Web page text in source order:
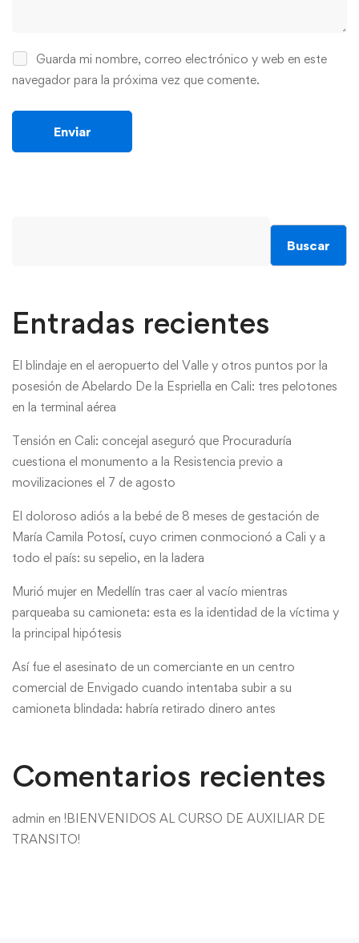
Guarda mi nombre, correo electrónico y web en este
navegador para la próxima vez que comente.
Buscar
Entradas recientes
El blindaje en el aeropuerto del Valle y otros puntos por la
posesión de Abelardo De la Espriella en Cali: tres pelotones
en la terminal aérea
Tensión en Cali: concejal aseguró que Procuraduría
cuestiona el monumento a la Resistencia previo a
movilizaciones el 7 de agosto
El doloroso adiós a la bebé de 8 meses de gestación de
María Camila Potosí, cuyo crimen conmocionó a Cali y a
todo el país: su sepelio, en la ladera
Murió mujer en Medellín tras caer al vacío mientras
parqueaba su camioneta: esta es la identidad de la víctima y
la principal hipótesis
Así fue el asesinato de un comerciante en un centro
comercial de Envigado cuando intentaba subir a su
camioneta blindada: habría retirado dinero antes
Comentarios recientes
admin en !BIENVENIDOS AL CURSO DE AUXILIAR DE
TRANSITO!